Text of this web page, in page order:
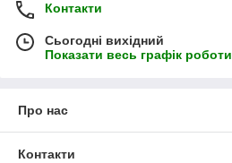
Контакти
Сьогодні вихідний
Показати весь графік роботи
Про нас
Контакти